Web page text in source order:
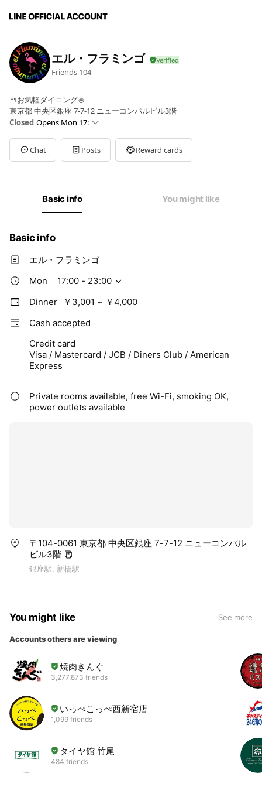
エル・フラミンゴ
Friends 104
🍴お気軽ダイニング🍚
東京都 中央区銀座 7-7-12 ニューコンパルビル3階
Closed Opens Mon 17:
SunClosed
Mon17: - 23:
Tue
Closed
Chat Posts Reward cards
Basic info You might like
Basic info
エル・フラミンゴ
Mon
17:00 - 23:00
Dinner
￥3,001 ~ ￥4,000
Cash accepted
Credit card
Visa / Mastercard / JCB / Diners Club / American
Express
Private rooms available, free Wi-Fi, smoking OK,
power outlets available
〒104-0061 東京都 中央区銀座 7-7-12 ニューコンパル
ビル3階
銀座駅, 新橋駅
You might like See more
Accounts others are viewing
焼肉きんぐ
3,277,873 friends
いっぺこっぺ西新宿店
1,099 friends
タイヤ館 竹尾
484 friends